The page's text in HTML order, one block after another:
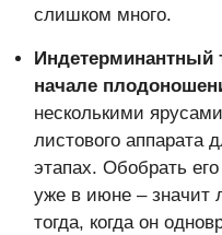
слишком много.
Индетерминантный
начале
несколькими
листового аппарата
этапах. Обобрать
уже в июне – значит
тогда, когда он